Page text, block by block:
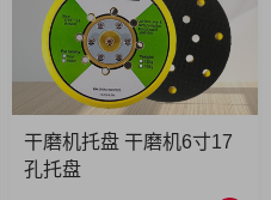
干磨机托盘 干磨机6寸17
孔托盘